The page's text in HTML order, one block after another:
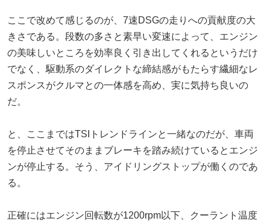
ここで改めて感じるのが、7速DSGの走りへの貢献度の大
きさである。段数の多さと素早い変速によって、エンジン
の美味しいところを効率良く引き出してくれるというだけ
でなく、駆動系のダイレクトな締結感がもたらす繊細なレ
スポンスがクルマとの一体感を高め、実に気持ち良いの
だ。
と、ここまではTSIトレンドラインと一緒なのだが、車両
を停止させてそのままブレーキを踏み続けているとエンジ
ンが停止する。そう、アイドリングストップが働くのであ
る。
正確にはエンジン回転数が1200rpm以下、クーラント温度